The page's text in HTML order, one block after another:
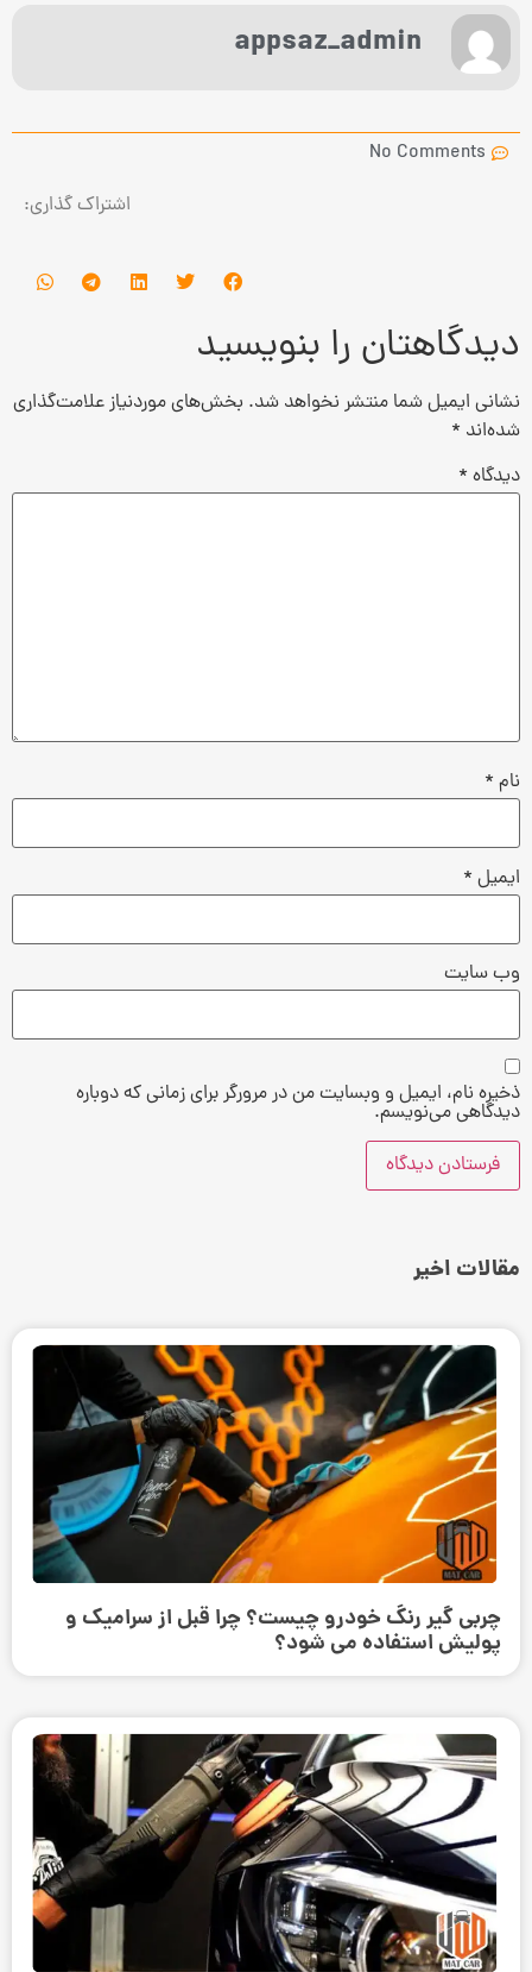
appsaz_admin
No Comments
اشتراک گذاری:
دیدگاهتان را بنویسید
نشانی ایمیل شما منتشر نخواهد شد. بخش‌های موردنیاز علامت‌گذاری
شده‌اند *
دیدگاه *
نام *
ایمیل *
وب‌ سایت
ذخیره نام، ایمیل و وبسایت من در مرورگر برای زمانی که دوباره
دیدگاهی می‌نویسم.
مقالات اخیر
چربی گیر رنگ خودرو چیست؟ چرا قبل از سرامیک و
پولیش استفاده می ‌شود؟